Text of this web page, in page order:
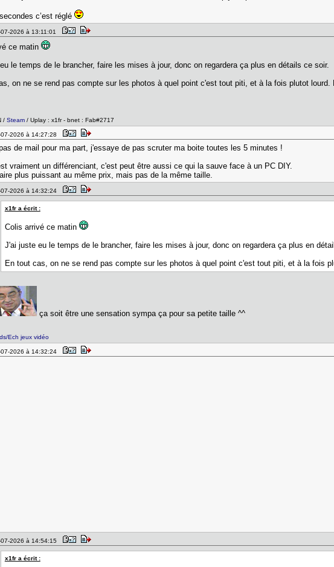
c’est réglé
2026 à 13:11:01
ce matin
le temps de le brancher, faire les mises à jour, donc on regardera ça plus en détails ce soir.
on ne se rend pas compte sur les photos à quel point c'est tout piti, et à la fois plutot
/Steam / Uplay : x1fr - bnet : Fab#2717
2026 à 14:27:28
de mail pour ma part, j'essaye de pas scruter ma boite toutes les 5 minutes !
vraiment un différenciant, c'est peut être aussi ce qui la sauve face à un PC DIY.
plus puissant au même prix, mais pas de la même taille.
2026 à 14:32:24
x1fr a écrit :
Colis arrivé ce matin
J'ai juste eu le temps de le brancher, faire les mises à jour, donc on regardera ça plus en
En tout cas, on ne se rend pas compte sur les photos à quel point c'est tout piti, et à la fois
ça soit être une sensation sympa ça pour sa petite taille ^^
Ech jeux vidéo
2026 à 14:32:24
2026 à 14:54:15
x1fr a écrit :